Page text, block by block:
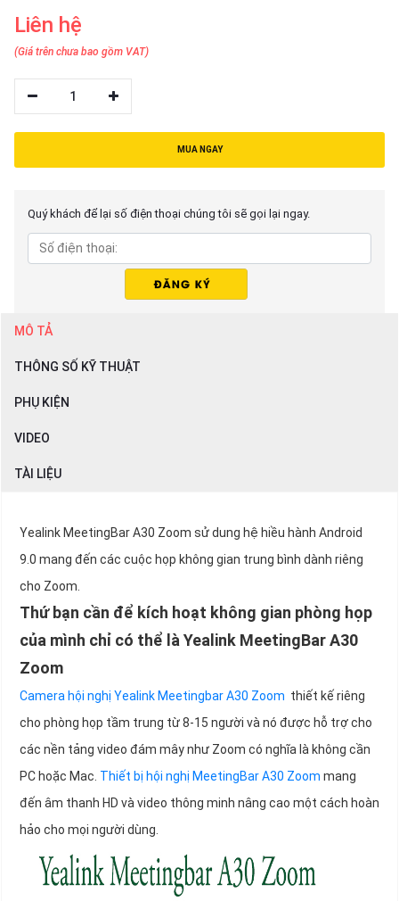
Liên hệ
(Giá trên chưa bao gồm VAT)
1
MUA NGAY
Quý khách để lại số điện thoại chúng tôi sẽ gọi lại ngay.
MÔ TẢ
THÔNG SỐ KỸ THUẬT
PHỤ KIỆN
VIDEO
TÀI LIỆU
Yealink MeetingBar A30 Zoom sử dung hệ hiều hành Android
9.0 mang đến các cuộc họp không gian trung bình dành riêng
cho Zoom.
Thứ bạn cần để kích hoạt không gian phòng họp
của mình chỉ có thể là Yealink MeetingBar A30
Zoom
Camera hội nghị Yealink Meetingbar A30 Zoom thiết kế riêng
cho phòng họp tầm trung từ 8-15 người và nó được hỗ trợ cho
các nền tảng video đám mây như Zoom có nghĩa là không cần
PC hoặc Mac. Thiết bị hội nghị MeetingBar A30 Zoom mang
đến âm thanh HD và video thông minh nâng cao một cách hoàn
hảo cho mọi người dùng.
Tiếng
việt